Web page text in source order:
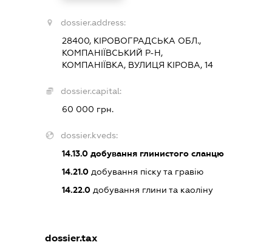
dossier.address:
28400, КІРОВОГРАДСЬКА ОБЛ.,
КОМПАНІЇВСЬКИЙ Р-Н,
КОМПАНІЇВКА, ВУЛИЦЯ КІРОВА, 14
dossier.capital:
60 000 грн.
dossier.kveds:
14.13.0добування глинистого сланцю
14.21.0добування піску та гравію
14.22.0добування глини та каоліну
dossier.tax